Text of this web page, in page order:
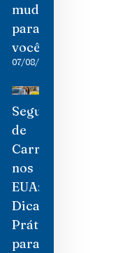
mudou
para
você
07/08/2026
Seguro
de
Carro
nos
EUA:
Dicas
Práticas
para